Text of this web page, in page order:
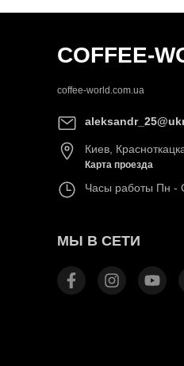
COFFEE-
coffee-world.com.ua
Киев,
Карта проезда
Часы работы Пн -
МЫ В СЕТИ